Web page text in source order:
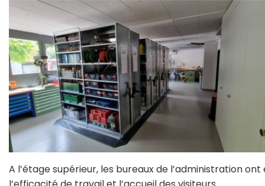
A l’étage supérieur, les bureaux de l’administration